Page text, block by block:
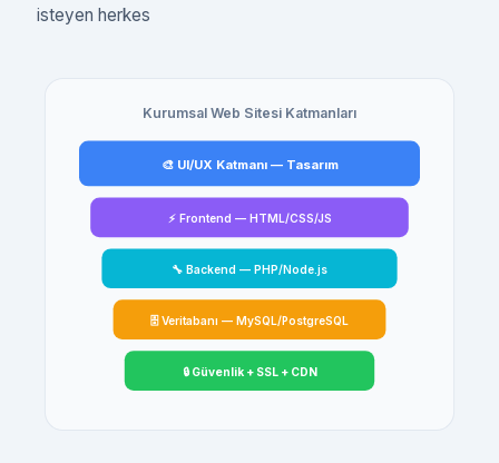
isteyen herkes
Kurumsal Web Sitesi Katmanları
🎨 UI/UX Katmanı — Tasarım
⚡ Frontend — HTML/CSS/JS
🔧 Backend — PHP/Node.js
🗄️ Veritabanı — MySQL/PostgreSQL
🔒 Güvenlik + SSL + CDN